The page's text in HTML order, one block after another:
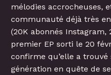
mélodies accrocheuses,
communauté déjà très
(20K abonnés Instagram,
premier EP sorti le 20
confirme qu’elle a trouvé
génération en quête de